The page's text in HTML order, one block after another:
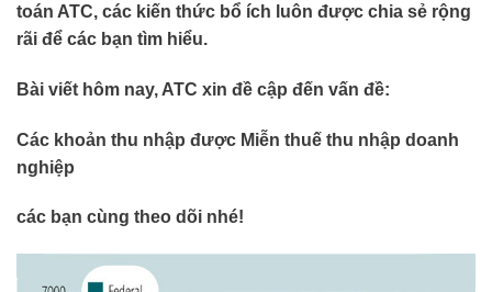
toán ATC, các kiến thức bổ ích luôn được chia sẻ rộng
rãi để các bạn tìm hiểu.
Bài viết hôm nay, ATC xin đề cập đến vấn đề:
Các khoản thu nhập được Miễn thuế thu nhập doanh
nghiệp
các bạn cùng theo dõi nhé!